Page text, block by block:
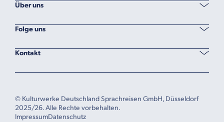
Über uns
Folge uns
Kontakt
© Kulturwerke Deutschland Sprachreisen GmbH, Düsseldorf
2025/26. Alle Rechte vorbehalten.
ImpressumDatenschutz